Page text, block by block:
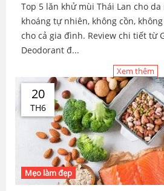
Top 5 lăn khử mùi Thái Lan cho
khoáng tự nhiên, không cồn,
cho cả gia đình. Review chi tiết từ
Deodorant đ...
Xem thêm
20
TH6
Mẹo làm đẹp